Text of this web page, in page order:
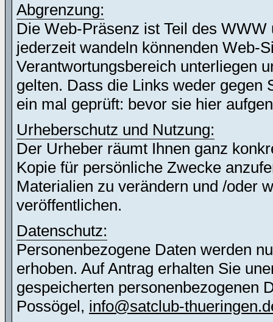
Abgrenzung:
Die Web-Präsenz ist Teil des
jederzeit wandeln könnenden Web-
Verantwortungsbereich unterliegen
gelten. Dass die Links weder gegen
ein mal geprüft: bevor sie hier
Urheberschutz und Nutzung:
Der Urheber räumt Ihnen ganz
Kopie für persönliche Zwecke
Materialien zu verändern und /oder
veröffentlichen.
Datenschutz:
Personenbezogene Daten werden
erhoben. Auf Antrag erhalten Sie
gespeicherten personenbezogenen
Possögel, info@satclub-